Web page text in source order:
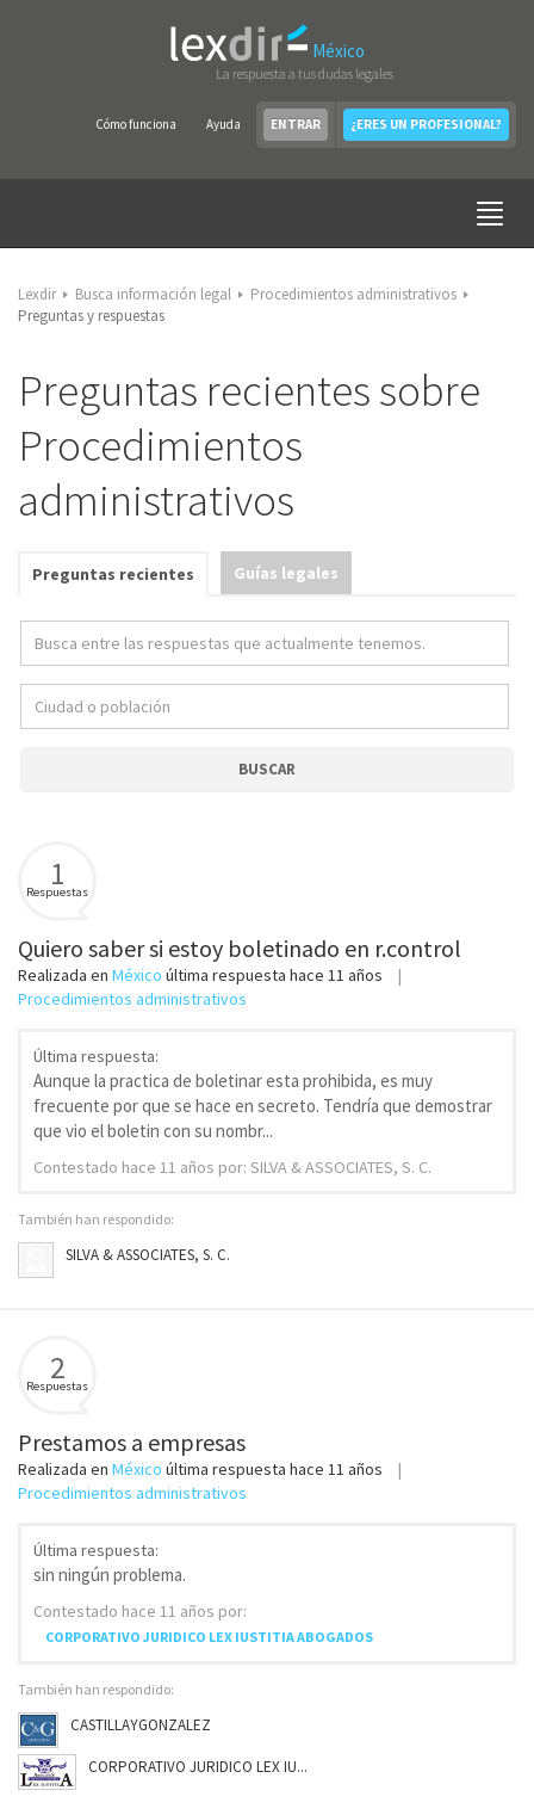
México
La respuesta a tus dudas legales
Cómo funciona Ayuda ENTRAR ¿ERES UN PROFESIONAL?
Lexdir Busca información legal
Procedimientos administrativos
Preguntas y respuestas
Preguntas recientes sobre
Procedimientos
administrativos
Preguntas recientes Guías legales
BUSCAR
1
Respuestas
Quiero saber si estoy boletinado en r.control
Realizada en México última respuesta hace 11 años
Procedimientos administrativos
Última respuesta:
Aunque la practica de boletinar esta prohibida, es muy
frecuente por que se hace en secreto. Tendría que demostrar
que vio el boletin con su nombr...
Contestado hace 11 años por: SILVA & ASSOCIATES, S. C.
También han respondido:
SILVA & ASSOCIATES, S. C.
2
Respuestas
Prestamos a empresas
Realizada en México última respuesta hace 11 años
Procedimientos administrativos
Última respuesta:
sin ningún problema.
Contestado hace 11 años por:
CORPORATIVO JURIDICO LEX IUSTITIA ABOGADOS
También han respondido:
CASTILLAYGONZALEZ
CORPORATIVO JURIDICO LEX IU...